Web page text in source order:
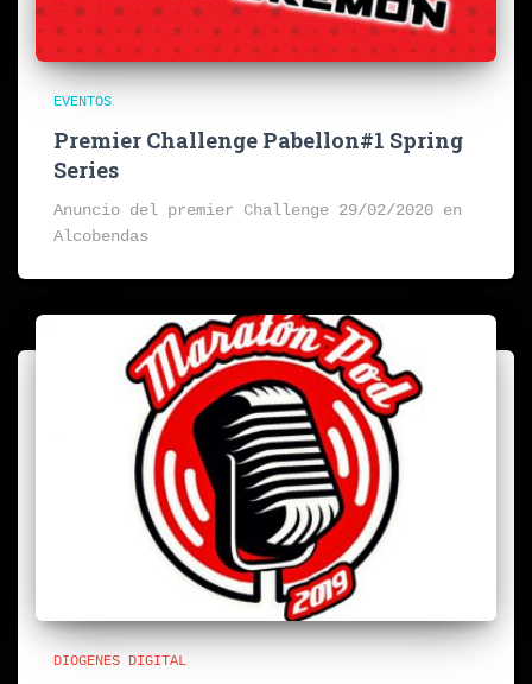
EVENTOS
Premier Challenge Pabellon#1 Spring
Series
Anuncio del premier Challenge 29/02/2020 en
Alcobendas
DIOGENES DIGITAL